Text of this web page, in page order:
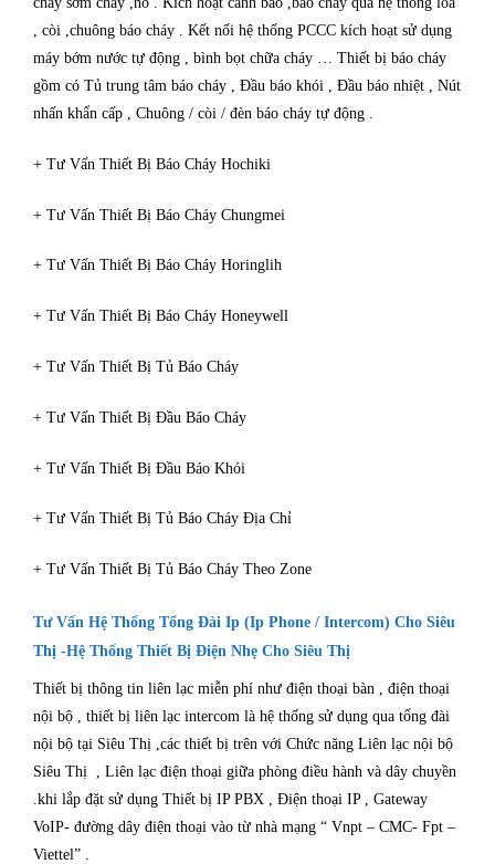
, còi ,chuông báo cháy . Kết nối hệ thống PCCC kích hoạt sử dụng
máy bớm nước tự động , bình bọt chữa cháy … Thiết bị báo cháy
gồm có Tủ trung tâm báo cháy , Đầu báo khói , Đầu báo nhiệt , Nút
nhấn khẩn cấp , Chuông / còi / đèn báo cháy tự động .
+ Tư Vấn Thiết Bị Báo Cháy Hochiki
+ Tư Vấn Thiết Bị Báo Cháy Chungmei
+ Tư Vấn Thiết Bị Báo Cháy Horinglih
+ Tư Vấn Thiết Bị Báo Cháy Honeywell
+ Tư Vấn Thiết Bị Tủ Báo Cháy
+ Tư Vấn Thiết Bị Đầu Báo Cháy
+ Tư Vấn Thiết Bị Đầu Báo Khói
+ Tư Vấn Thiết Bị Tủ Báo Cháy Địa Chỉ
+ Tư Vấn Thiết Bị Tủ Báo Cháy Theo Zone
Tư Vấn Hệ Thống Tổng Đài Ip (Ip Phone / Intercom) Cho Siêu
Thị -Hệ Thống Thiết Bị Điện Nhẹ Cho Siêu Thị
Thiết bị thông tin liên lạc miễn phí như điện thoại bàn , điện thoại
nội bộ , thiết bị liên lạc intercom là hệ thống sử dụng qua tổng đài
nội bộ tại Siêu Thị ,các thiết bị trên với Chức năng Liên lạc nội bộ
Siêu Thị , Liên lạc điện thoại giữa phòng điều hành và dây chuyền
.khi lắp đặt sử dụng Thiết bị IP PBX , Điện thoại IP , Gateway
VoIP- đường dây điện thoại vào từ nhà mạng “ Vnpt – CMC- Fpt –
Viettel” .